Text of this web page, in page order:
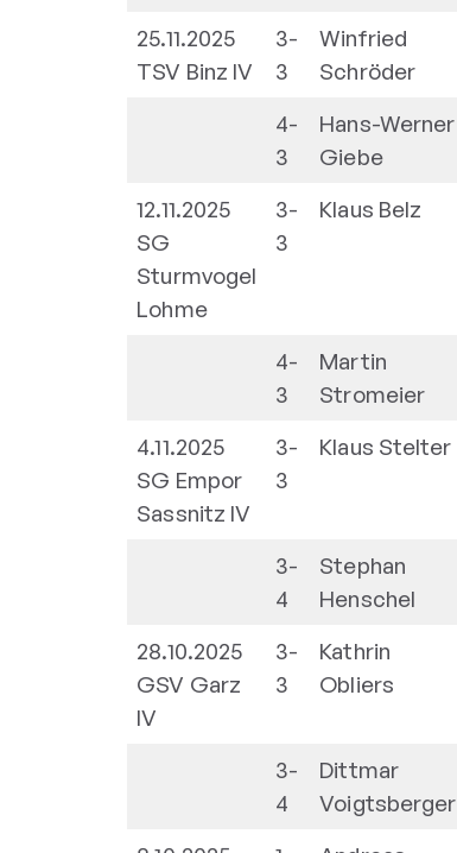
25.11.2025
TSV Binz IV
3-
3
Winfried
Schröder
4-
3
Hans-Werner
Giebe
12.11.2025
SG
Sturmvogel
Lohme
3-
3
Klaus Belz
4-
3
Martin
Stromeier
4.11.2025
SG Empor
Sassnitz IV
3-
3
Klaus Stelter
3-
4
Stephan
Henschel
28.10.2025
GSV Garz
IV
3-
3
Kathrin
Obliers
3-
4
Dittmar
Voigtsberger